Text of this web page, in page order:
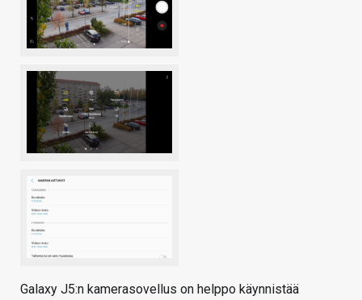
Galaxy J5:n kamerasovellus on helppo käynnistää